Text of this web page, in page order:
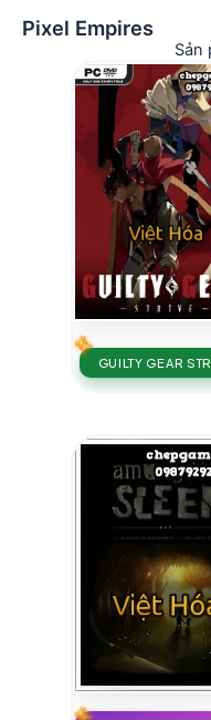
Pixel Empires
Sản
GUILTY GEAR